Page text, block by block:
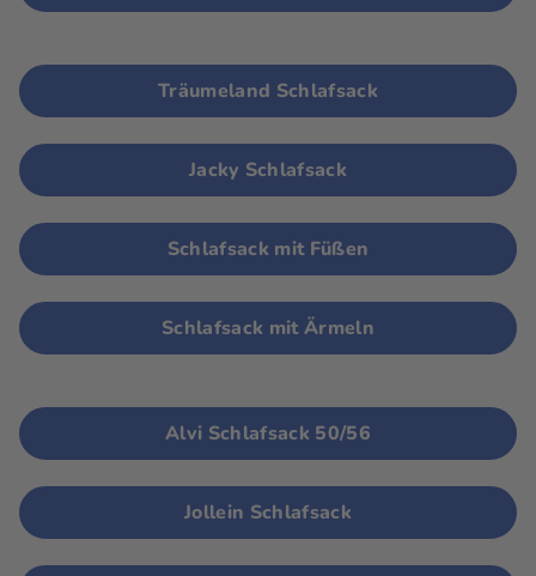
Träumeland Schlafsack
Jacky Schlafsack
Schlafsack mit Füßen
Schlafsack mit Ärmeln
Alvi Schlafsack 50/56
Jollein Schlafsack